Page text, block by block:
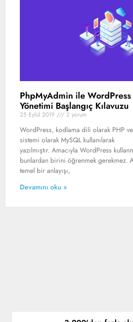
PhpMyAdmin ile WordPress
Yönetimi Başlangıç ​​Kılavuzu
25 Eylül 2019 2 yorum
WordPress, kodlama dili olarak PHP
sistemi olarak MySQL kullanılarak
yazılmıştır. Amacıyla WordPress
bunlardan birini öğrenmek gerekmez.
temel bir anlayışı,
Devamını oku »